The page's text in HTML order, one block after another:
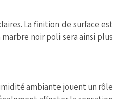
La finition de surface est
noir poli sera ainsi plus
ambiante jouent un rôle